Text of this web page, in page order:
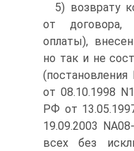
5) возврату
от договора,
оплаты),
но так и не
от 08.10.1998
РФ от
19.09.2003
всех без